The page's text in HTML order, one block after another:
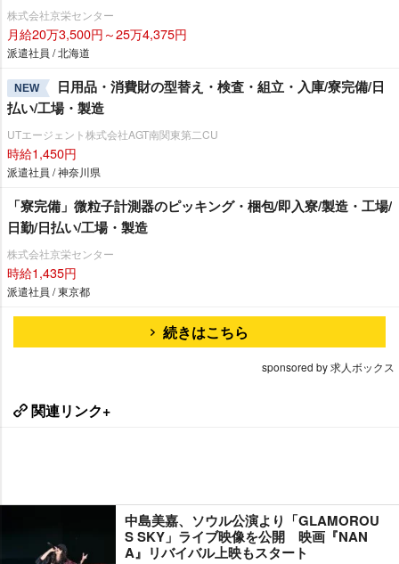
株式会社京栄センター
月給20万3,500円～25万4,375円
派遣社員 / 北海道
NEW
日用品・消費財の型替え・検査・組立・入庫/寮完備/日
払い/工場・製造
UTエージェント株式会社AGT南関東第二CU
時給1,450円
派遣社員 / 神奈川県
「寮完備」微粒子計測器のピッキング・梱包/即入寮/製造・工場/
日勤/日払い/工場・製造
株式会社京栄センター
時給1,435円
派遣社員 / 東京都
続きはこちら
sponsored by 求人ボックス
関連リンク+
中島美嘉、ソウル公演より「GLAMOROU
S SKY」ライブ映像を公開 映画『NAN
A』リバイバル上映もスタート